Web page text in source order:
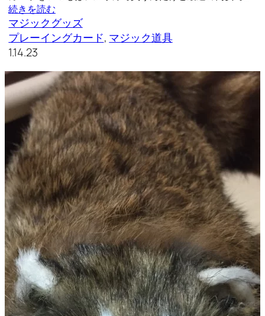
続きを読む
マジックグッズ
プレーイングカード, マジック道具
1.14.23